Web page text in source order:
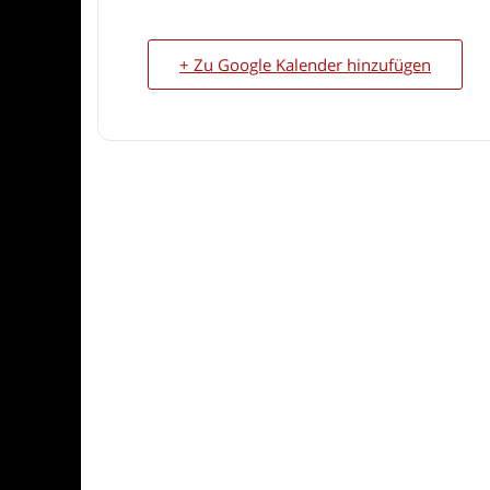
+ Zu Google Kalender hinzufügen